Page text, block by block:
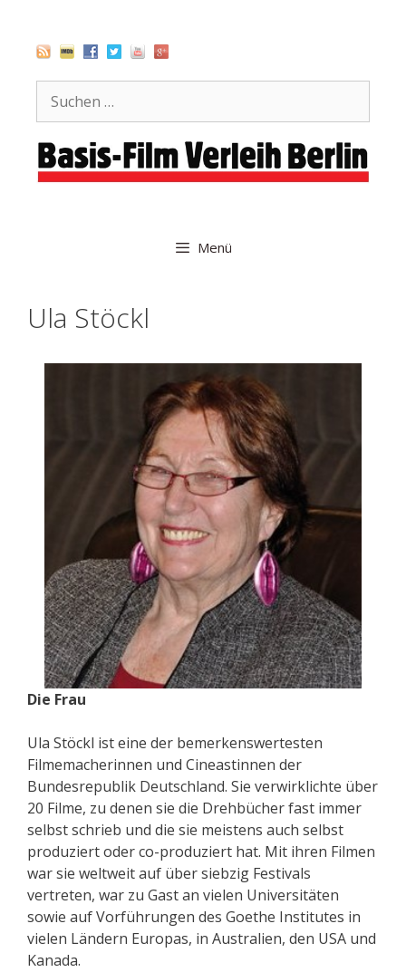
springen
nach:
Menü
Ula Stöckl
Die Frau
Ula Stöckl ist eine der bemerkenswertesten
Filmemacherinnen und Cineastinnen der
Bundesrepublik Deutschland. Sie verwirklichte über
20 Filme, zu denen sie die Drehbücher fast immer
selbst schrieb und die sie meistens auch selbst
produziert oder co-produziert hat. Mit ihren Filmen
war sie weltweit auf über siebzig Festivals
vertreten, war zu Gast an vielen Universitäten
sowie auf Vorführungen des Goethe Institutes in
vielen Ländern Europas, in Australien, den USA und
Kanada.